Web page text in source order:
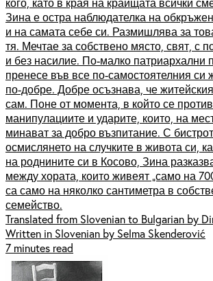
Зина е остра наблюдателка на
и на самата себе си. Размишлява за
тя. Мечтае за собствено място, свят, с
и без насилие. По-малко патриархални
пренесе във все по-самостоятелния си
по-добре. Добре осъзнава, че
сам. Поне от момента, в който се
манипулациите и ударите, които, на
минават за добро възпитание. С
осмислянето на случките в живота си,
на роднините си в Косово, Зина
между хората, които живеят „само на
са само на няколко сантиметра в
семейство.
Translated from Slovenian to Bulgarian by
Written in Slovenian by Selma Skenderović
7 minutes read